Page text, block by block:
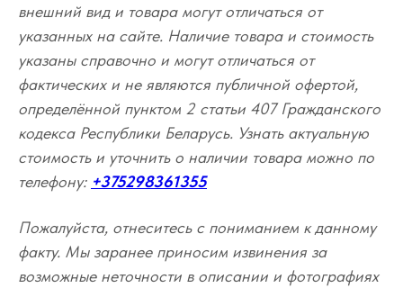
внешний вид и товара могут отличаться от
указанных на сайте. Наличие товара и стоимость
указаны справочно и могут отличаться от
фактических и не являются публичной офертой,
определённой пунктом 2 статьи 407 Гражданского
кодекса Республики Беларусь. Узнать актуальную
стоимость и уточнить о наличии товара можно по
телефону: +375298361355
Пожалуйста, отнеситесь с пониманием к данному
факту. Мы заранее приносим извинения за
возможные неточности в описании и фотографиях